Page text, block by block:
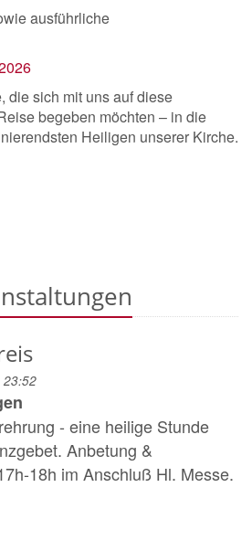
ausführliche
die sich mit uns auf diese
begeben möchten – in die
Heiligen unserer Kirche.
23:52
- eine heilige Stunde
Anbetung &
18h im Anschluß Hl. Messe.